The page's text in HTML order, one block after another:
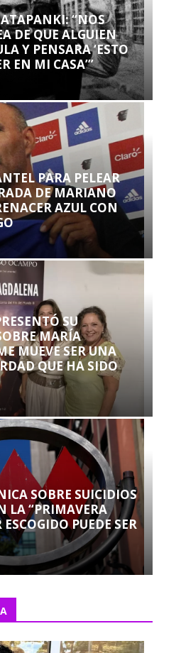
“NOS
DE QUE ALGUIEN
Y PENSARA ‘ESTO
EN MI CASA’”
PARA PELEAR
DE MARIANO
AZUL CON
SU
MARÍA
MUEVE SER UNA
QUE HA SIDO
SOBRE SUICIDIOS
LA “PRIMAVERA
ESCOGIDO PUEDE SER